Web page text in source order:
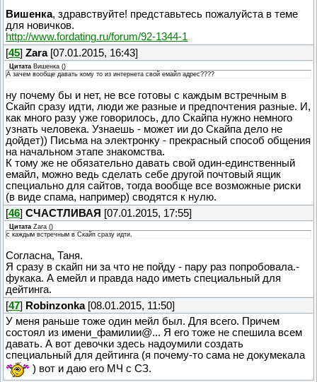
Вишенка, здравствуйте! представьтесь пожалуйста в теме
для новичков.
http://www.fordating.ru/forum/92-1344-1
[45] Zara[07.01.2015, 16:43]
Цитата Вишенка ()
А зачем вообще давать кому то из интернета свой емайл адрес????
ну почему бы и нет, не все готовы с каждым встречным в
Скайп сразу идти, люди же разные и предпочтения разные. И,
как много разу уже говорилось, дло Скайпа нужно немного
узнать человека. Узнаешь - может ии до Скайпа дело не
дойдет)) Письма на электронку - прекрасный способ общения
на начальном этапе знакомства.
К тому же не обязательно давать свой один-единственный
емайл, можно ведь сделать себе другой почтовый ящик
специально для сайтов, тогда вообще все возможные риски
(в виде спама, например) сводятся к нулю.
[46] СЧАСТЛИВАЯ [07.01.2015, 17:55]
Цитата Zara ()
с каждым встречным в Скайп сразу идти,
Согласна, Таня.
Я сразу в скайп ни за что не пойду - пару раз попробовала.-
фукака. А емейл и правда надо иметь специальный для
дейтинга.
[47] Robinzonka[08.01.2015, 11:50]
У меня раньше тоже один мейл был. Для всего. Причем
состоял из имени_фамилии@... Я его тоже не спешила всем
давать. А вот девочки здесь надоумили создать
специальный для дейтинга (я почему-то сама не докумекала
) вот и даю его МЧ с СЗ.